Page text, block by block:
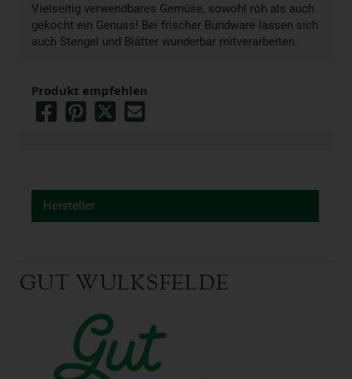
Vielseitig verwendbares Gemüse, sowohl roh als auch
gekocht ein Genuss! Bei frischer Bundware lassen sich
auch Stengel und Blätter wunderbar mitverarbeiten.
Produkt empfehlen
Hersteller
GUT WULKSFELDE